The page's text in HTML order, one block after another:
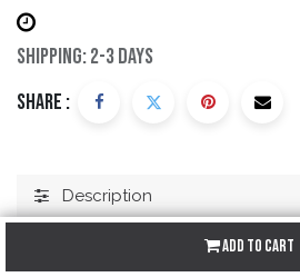
Add to Cart
Shipping: 2-3 Days
Share :
Description